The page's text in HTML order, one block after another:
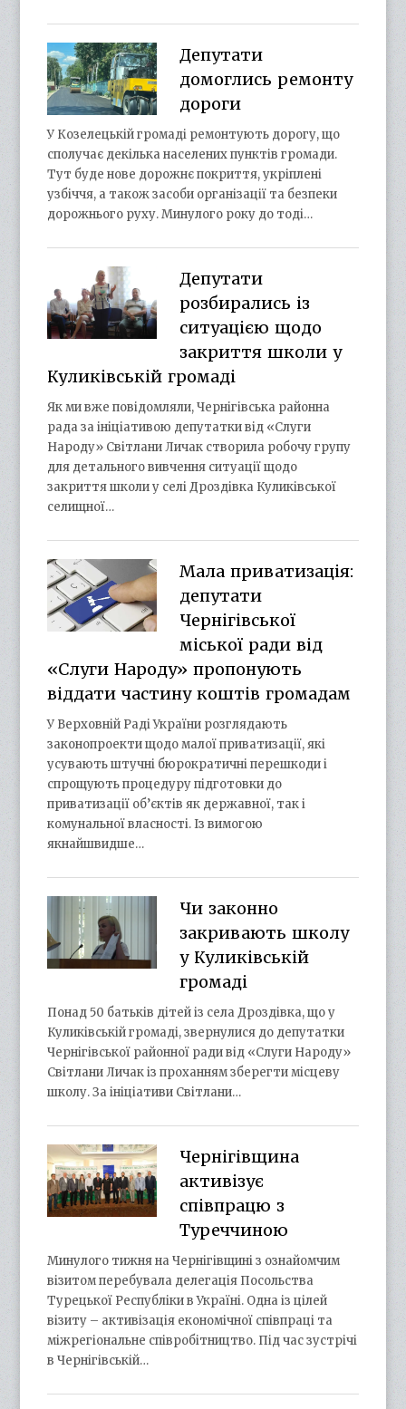
Депутати
домоглись ремонту
дороги
У Козелецькій громаді ремонтують дорогу, що
сполучає декілька населених пунктів громади.
Тут буде нове дорожнє покриття, укріплені
узбіччя, а також засоби організації та безпеки
дорожнього руху. Минулого року до тоді…
Депутати
розбирались із
ситуацією щодо
закриття школи у
Куликівській громаді
Як ми вже повідомляли, Чернігівська районна
рада за ініціативою депутатки від «Слуги
Народу» Світлани Личак створила робочу групу
для детального вивчення ситуації щодо
закриття школи у селі Дроздівка Куликівської
селищної…
Мала приватизація:
депутати
Чернігівської
міської ради від
«Слуги Народу» пропонують
віддати частину коштів громадам
У Верховній Раді України розглядають
законопроекти щодо малої приватизації, які
усувають штучні бюрократичні перешкоди і
спрощують процедуру підготовки до
приватизації об’єктів як державної, так і
комунальної власності. Із вимогою
якнайшвидше…
Чи законно
закривають школу
у Куликівській
громаді
Понад 50 батьків дітей із села Дроздівка, що у
Куликівській громаді, звернулися до депутатки
Чернігівської районної ради від «Слуги Народу»
Світлани Личак із проханням зберегти місцеву
школу. За ініціативи Світлани…
Чернігівщина
активізує
співпрацю з
Туреччиною
Минулого тижня на Чернігівщині з ознайомчим
візитом перебувала делегація Посольства
Турецької Республіки в Україні. Одна із цілей
візиту – активізація економічної співпраці та
міжрегіональне співробітництво. Під час зустрічі
в Чернігівській…